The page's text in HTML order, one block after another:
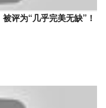
评为“几乎完美无缺”！